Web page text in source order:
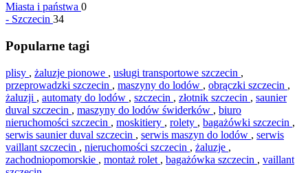
Miasta i państwa 0
- Szczecin 34
Popularne tagi
plisy , żaluzje pionowe , usługi transportowe szczecin ,
przeprowadzki szczecin , maszyny do lodów , obrączki szczecin ,
żaluzji , automaty do lodów , szczecin , złotnik szczecin , saunier
duval szczecin , maszyny do lodów świderków , biuro
nieruchomości szczecin , moskitiery , rolety , bagażówki szczecin ,
serwis saunier duval szczecin , serwis maszyn do lodów , serwis
vaillant szczecin , nieruchomości szczecin , żaluzje ,
zachodniopomorskie , montaż rolet , bagażówka szczecin , vaillant